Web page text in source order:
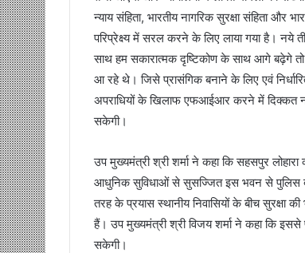
न्याय संहिता, भारतीय नागरिक सुरक्षा संहिता और
परिप्रेक्ष्य में सरल करने के लिए लाया गया है। नये
साथ हम सकारात्मक दृष्टिकोण के साथ आगे बढ़ेगे
आ रहे थे। जिसे प्रासंगिक बनाने के लिए एवं
अपराधियों के खिलाफ एफआईआर करने में दिक्कत नहीं
सकेगी।
उप मुख्यमंत्री श्री शर्मा ने कहा कि सहसपुर
आधुनिक सुविधाओं से सुसज्जित इस भवन से पुलिस
तरह के प्रयास स्थानीय निवासियों के बीच सुरक्षा
हैं। उप मुख्यमंत्री श्री विजय शर्मा ने कहा कि इससे
सकेगी।